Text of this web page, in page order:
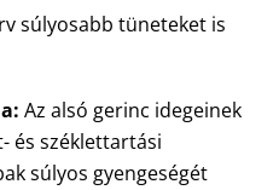
súlyosabb tüneteket is
Az alsó gerinc idegeinek
és széklettartási
súlyos gyengeségét